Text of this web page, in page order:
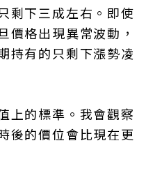
剩下三成左右。即使
價格出現異常波動，
持有的只剩下漲勢凌
上的標準。我會觀察
後的價位會比現在更